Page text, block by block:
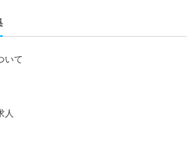
いて
人